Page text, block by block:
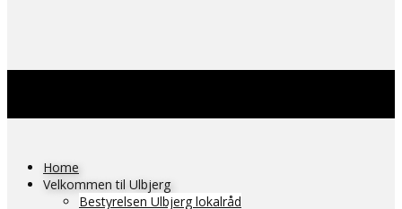
Home
Velkommen til Ulbjerg
Bestyrelsen Ulbjerg lokalråd